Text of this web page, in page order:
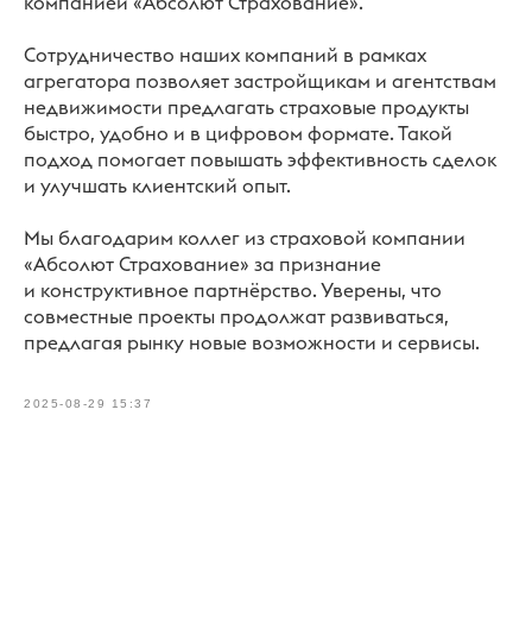
Сотрудничество наших компаний в рамках
агрегатора позволяет застройщикам и агентствам
недвижимости предлагать страховые продукты
быстро, удобно и в цифровом формате. Такой
подход помогает повышать эффективность сделок
и улучшать клиентский опыт.
Мы благодарим коллег из страховой компании
«Абсолют Страхование» за признание
и конструктивное партнёрство. Уверены, что
совместные проекты продолжат развиваться,
предлагая рынку новые возможности и сервисы.
2025-08-29 15:37